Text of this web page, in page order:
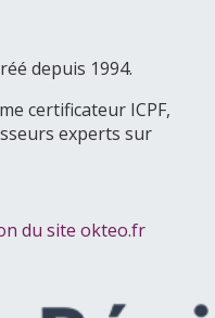
depuis 1994.
certificateur ICPF,
experts sur
du site okteo.fr